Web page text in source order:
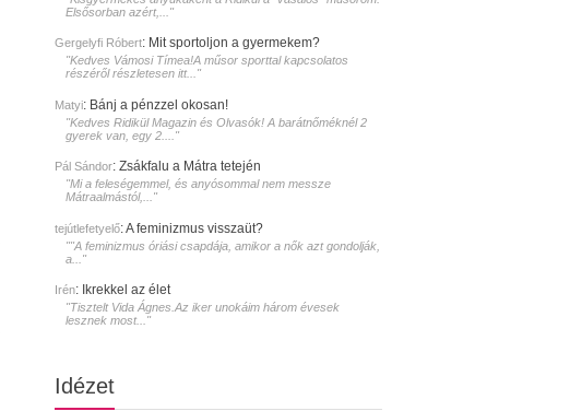
Elsősorban azért,..."
Gergelyfi Róbert: Mit sportoljon a gyermekem?
"Kedves Vámosi Tímea!A műsor sporttal kapcsolatos
részéről részletesen itt..."
Matyi: Bánj a pénzzel okosan!
"Kedves Ridikül Magazin és Olvasók! A barátnőméknél 2
gyerek van, egy 2...."
Pál Sándor: Zsákfalu a Mátra tetején
"Mi a feleségemmel, és anyósommal nem messze
Mátraalmástól,..."
tejútlefetyelő:A feminizmus visszaüt?
""A feminizmus óriási csapdája, amikor a nők azt gondolják,
a..."
Irén: Ikrekkel az élet
"Tisztelt Vida Ágnes.Az iker unokáim három évesek
lesznek most..."
Idézet